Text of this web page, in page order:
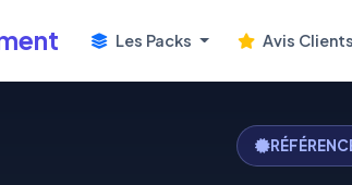
Les Packs Avis Clients